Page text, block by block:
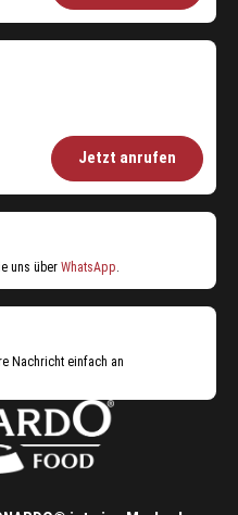
Jetzt anrufen
uns über WhatsApp
Nachricht einfach an